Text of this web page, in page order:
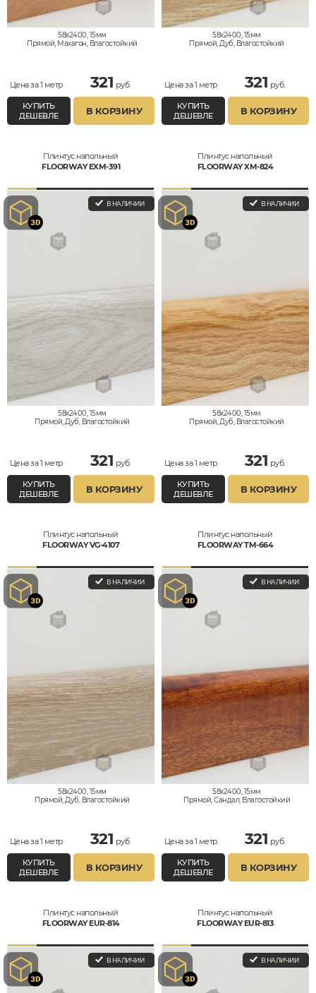
58x2400, 15мм
Прямой, Махагон, Влагостойкий
Цена за 1 метр 321 руб.
КУПИТЬ
ДЕШЕВЛЕ
В КОРЗИНУ
58x2400, 15мм
Прямой, Дуб, Влагостойкий
Цена за 1 метр 321 руб.
КУПИТЬ
ДЕШЕВЛЕ
В КОРЗИНУ
Плинтус напольный
FLOORWAY EXM-391
В НАЛИЧИИ
58x2400, 15мм
Прямой, Дуб, Влагостойкий
Цена за 1 метр 321 руб.
КУПИТЬ
ДЕШЕВЛЕ
В КОРЗИНУ
Плинтус напольный
FLOORWAY XM-824
В НАЛИЧИИ
58x2400, 15мм
Прямой, Дуб, Влагостойкий
Цена за 1 метр 321 руб.
КУПИТЬ
ДЕШЕВЛЕ
В КОРЗИНУ
Плинтус напольный
FLOORWAY VG-4107
В НАЛИЧИИ
58x2400, 15мм
Прямой, Дуб, Влагостойкий
Цена за 1 метр 321 руб.
КУПИТЬ
ДЕШЕВЛЕ
В КОРЗИНУ
Плинтус напольный
FLOORWAY TM-664
В НАЛИЧИИ
58x2400, 15мм
Прямой, Сандал, Влагостойкий
Цена за 1 метр 321 руб.
КУПИТЬ
ДЕШЕВЛЕ
В КОРЗИНУ
Плинтус напольный
FLOORWAY EUR-814
В НАЛИЧИИ
Плинтус напольный
FLOORWAY EUR-813
В НАЛИЧИИ